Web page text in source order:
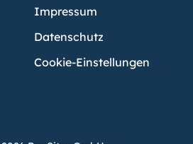
Impressum
Datenschutz
Cookie-Einstellungen